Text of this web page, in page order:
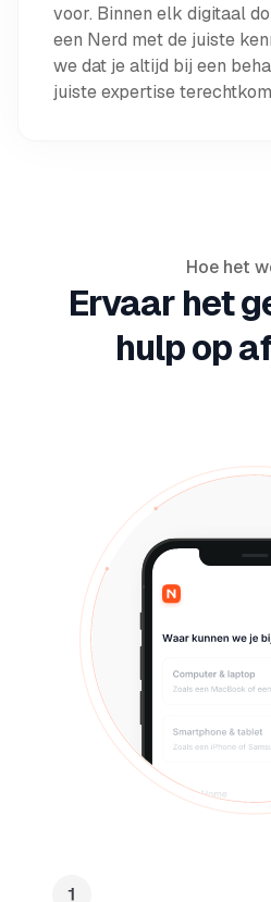
voor. Binnen elk digitaal
een Nerd met de juiste
we dat je altijd bij een
juiste expertise
Hoe het
Ervaar het
hulp op